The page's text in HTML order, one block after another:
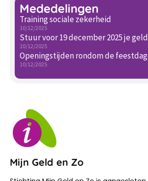
Mededelingen
Training sociale zekerheid
10/12/2025
Stuur voor 19 december 2025 je
10/12/2025
Openingstijden rondom de
10/12/2025
Mijn Geld en Zo